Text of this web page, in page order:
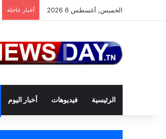
الخميس, أغسطس 6 2026 أخبار عاجلة
الرئيسية فيديوهات أخبار اليوم